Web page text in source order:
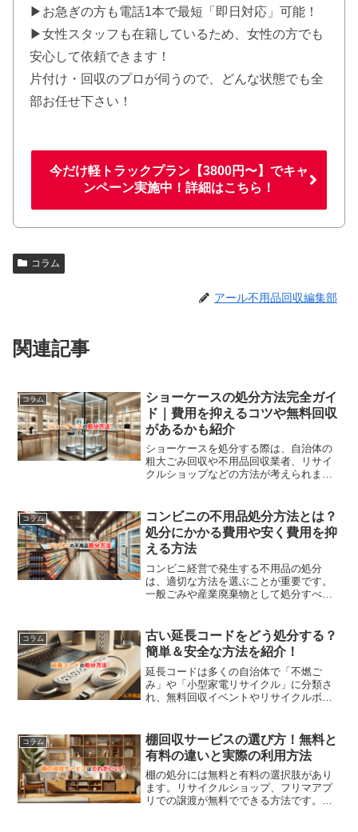
▶お急ぎの方も電話1本で最短「即日対応」可能！
▶女性スタッフも在籍しているため、女性の方でも
安心して依頼できます！
片付け・回収のプロが伺うので、どんな状態でも全
部お任せ下さい！
今だけ軽トラックプラン【3800円〜】でキャ
ンペーン実施中！詳細はこちら！
コラム
アール不用品回収編集部
関連記事
コラム
ショーケースの処分方法完全ガイ
ド｜費用を抑えるコツや無料回収
があるかも紹介
ショーケースを処分する際は、自治体の
粗大ごみ回収や不用品回収業者、リサイ
クルショップなどの方法が考えられま
料で処分できる場合もありますが、解体
が必要なケースもあります。処分方法を
正しく選び、スムーズに進めることで、
コストを抑えつつ安全に処分が可能で
す。
コラム
コンビニの不用品処分方法とは？
処分にかかる費用や安く費用を抑
える方法
コンビニ経営で発生する不用品の処分
は、適切な方法を選ぶことが重要です。
一般ごみや産業廃棄物として処分すべき
売却などが選択肢です。処分費用を抑え
るには、リサイクル業者での売却や無料
回収サービスを利用するのが有効です。
業者を選ぶ際は、見積もりや口コミを確
認し、信頼できる業者を選ぶことが大切
です。
コラム
古い延長コードをどう処分する？
簡単＆安全な方法を紹介！
延長コードは多くの自治体で「不燃ご
み」や「小型家電リサイクル」に分類さ
れ、無料回収イベントやリサイクルボッ
売却も選択肢となります。処分時には感
電や発火を防ぐために安全確認が必要
で、コードを束ねて出すことが推奨され
ます。正しい方法で処分し環境に配慮し
ましょう。
コラム
棚回収サービスの選び方！無料と
有料の違いと実際の利用方法
棚の処分には無料と有料の選択肢があり
ます。リサイクルショップ、フリマアプ
リでの譲渡が無料でできる方法です。有